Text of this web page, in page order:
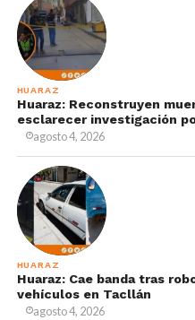
HUARAZ
Huaraz: Reconstruyen
esclarecer investigación
agosto 4, 2026
HUARAZ
Huaraz: Cae banda tras
vehículos en Tacllán
agosto 4, 2026